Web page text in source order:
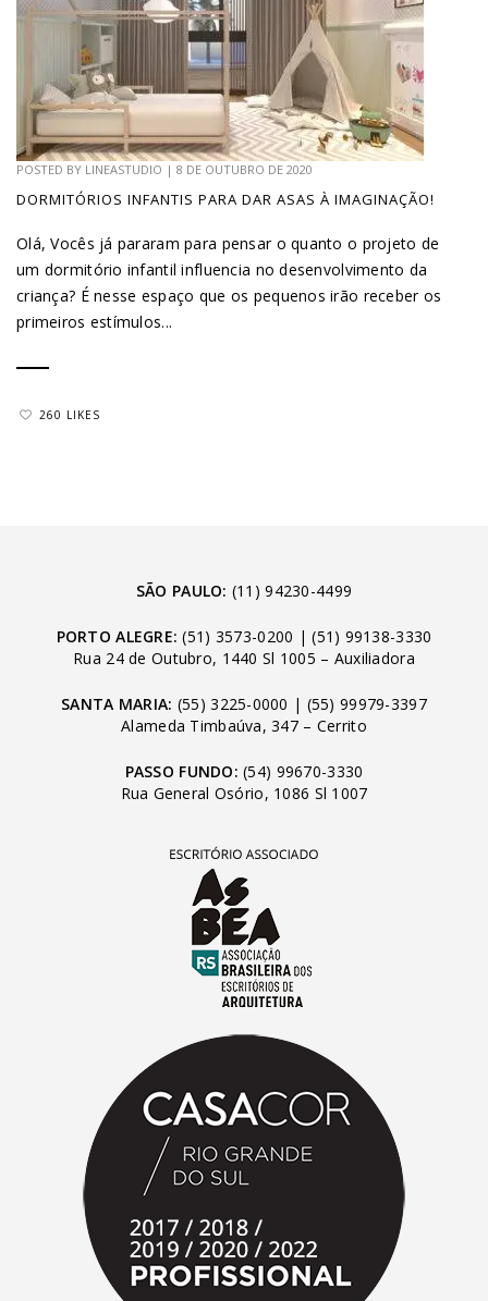
POSTED BY LINEASTUDIO | 8 DE OUTUBRO DE 2020
DORMITÓRIOS INFANTIS PARA DAR ASAS À IMAGINAÇÃO!
Olá, Vocês já pararam para pensar o quanto o projeto de
um dormitório infantil influencia no desenvolvimento da
criança? É nesse espaço que os pequenos irão receber os
primeiros estímulos...
260 LIKES
SÃO PAULO: (11) 94230-4499
PORTO ALEGRE: (51) 3573-0200 |(51) 99138-3330
Rua 24 de Outubro, 1440 Sl 1005 – Auxiliadora
SANTA MARIA: (55) 3225-0000 | (55) 99979-3397
Alameda Timbaúva, 347 – Cerrito
PASSO FUNDO: (54) 99670-3330
Rua General Osório, 1086 Sl 1007